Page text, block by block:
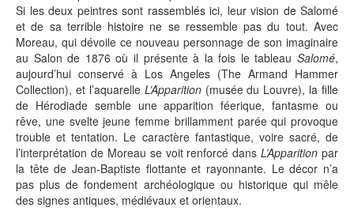
Si les deux peintres sont rassemblés ici, leur vision de Salomé
et de sa terrible histoire ne se ressemble pas du tout. Avec
Moreau, qui dévoile ce nouveau personnage de son imaginaire
au Salon de 1876 où il présente à la fois le tableau Salomé,
aujourd’hui conservé à Los Angeles (The Armand Hammer
Collection), et l’aquarelle L’Apparition(musée du Louvre), la fille
de Hérodiade semble une apparition féerique, fantasme ou
rêve, une svelte jeune femme brillamment parée qui provoque
trouble et tentation. Le caractère fantastique, voire sacré, de
l’interprétation de Moreau se voit renforcé dansL’Apparition par
la tête de Jean-Baptiste flottante et rayonnante. Le décor n’a
pas plus de fondement archéologique ou historique qui mêle
des signes antiques, médiévaux et orientaux.